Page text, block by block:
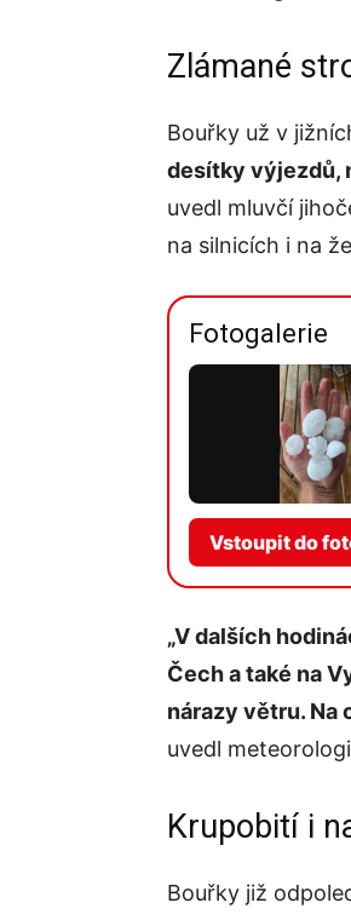
Zlámané
Bouřky už v
desítky výjezdů,
uvedl mluvčí
na silnicích i na
Fotogalerie
Vstoupit do
„V dalších
Čech a také na
nárazy větru. Na
uvedl
Krupobití i
Bouřky již